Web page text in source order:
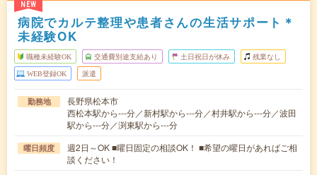
NEW
病院でカルテ整理や患者さんの生活サポート＊
未経験OK
職種未経験OK 交通費別途支給あり 土日祝日が休み 残業なし
WEB登録OK 派遣
勤務地
長野県松本市
西松本駅から---分／新村駅から---分／村井駅から---分／波田
駅から---分／渕東駅から---分
曜日頻度
週2日～OK ■曜日固定の相談OK！ ■希望の曜日があればご相
談ください！